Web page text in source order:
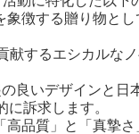
徴する贈り物と
献するエシカルな
良いデザインと日
訴求します。
品質」と「真摯